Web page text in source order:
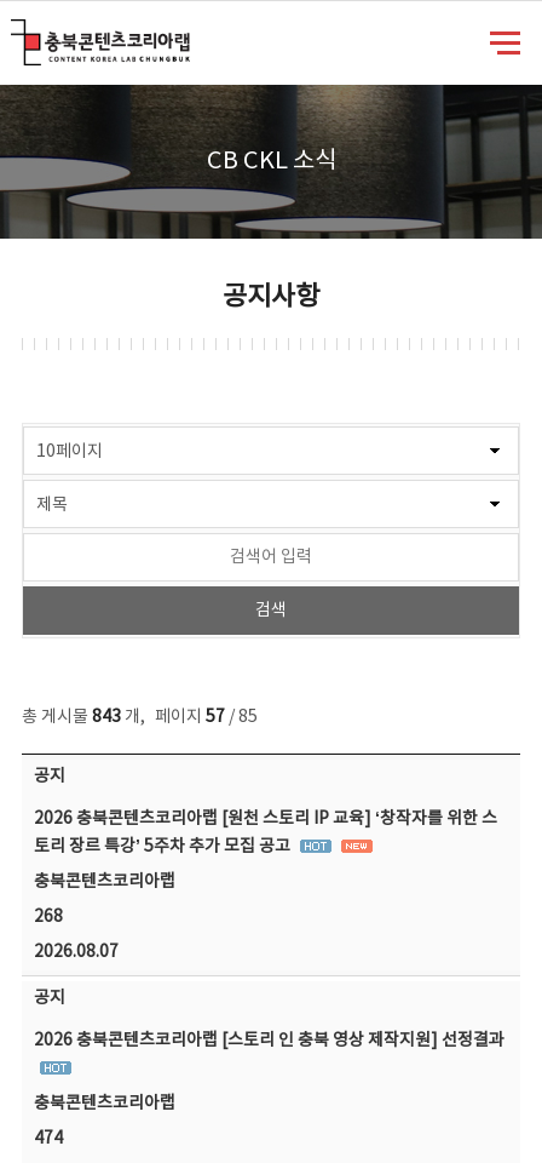
CB CKL 소식
공지사항
총 게시물 843개, 페이지 57 / 85
공지사항 목록 - 번호, 제목, 작성자, 파일, 조회수, 작성일 정보 제공
공지
2026 충북콘텐츠코리아랩 [원천 스토리 IP 교육] ‘창작자를 위한 스
토리 장르 특강’ 5주차 추가 모집 공고
충북콘텐츠코리아랩
268
2026.08.07
공지
2026 충북콘텐츠코리아랩 [스토리 인 충북 영상 제작지원] 선정결과
충북콘텐츠코리아랩
474